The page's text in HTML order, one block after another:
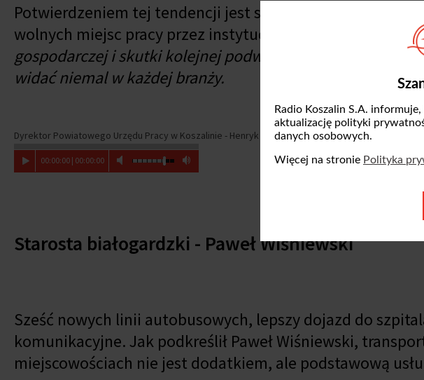
Radio Koszalin S.A.
aktualizację polityki
danych osobowych.
Więcej na stronie Polityka
Potwierdzeniem tej tendencji jest spadek liczby ofert
wolnych miejsc pracy przez instytucje publiczne. -
gospodarczej i skutki kolejnej podwyżki płacy minimalnej -
widać niemal w każdej branży.
Dyrektor Powiatowego Urzędu Pracy w Koszalinie - Henryk Kozłowski
00:00:00| 00:00:00
Starosta białogardzki - Paweł Wiśniewski
Sześć nowych linii autobusowych, lepszy dojazd do
komunikacyjne. Jak podkreślił Paweł Wiśniewski,
miejscowościach nie jest dodatkiem, ale podstawową